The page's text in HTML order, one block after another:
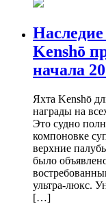
Kenshō
начала
Яхта Kenshō
награды на
Это судно
компоновке
верхние
было
ультра-люкс.
[…]